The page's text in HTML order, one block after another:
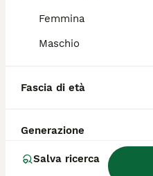
Femmina
Maschio
Fascia di età
Generazione
Salva ricerca
FAQ
Rhodesian
Ridgeback di razza
477€ ,anche se i
base a fattori come il
reputazione